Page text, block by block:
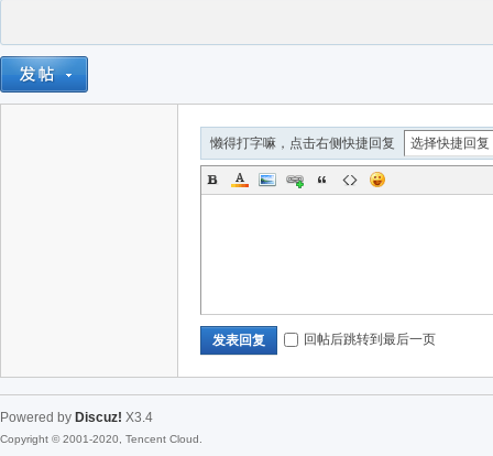
懒得打字嘛，点击右侧快捷回复
发表回复 回帖后跳转到最后一页
Powered by Discuz! X3.4
Copyright © 2001-2020, Tencent Cloud.